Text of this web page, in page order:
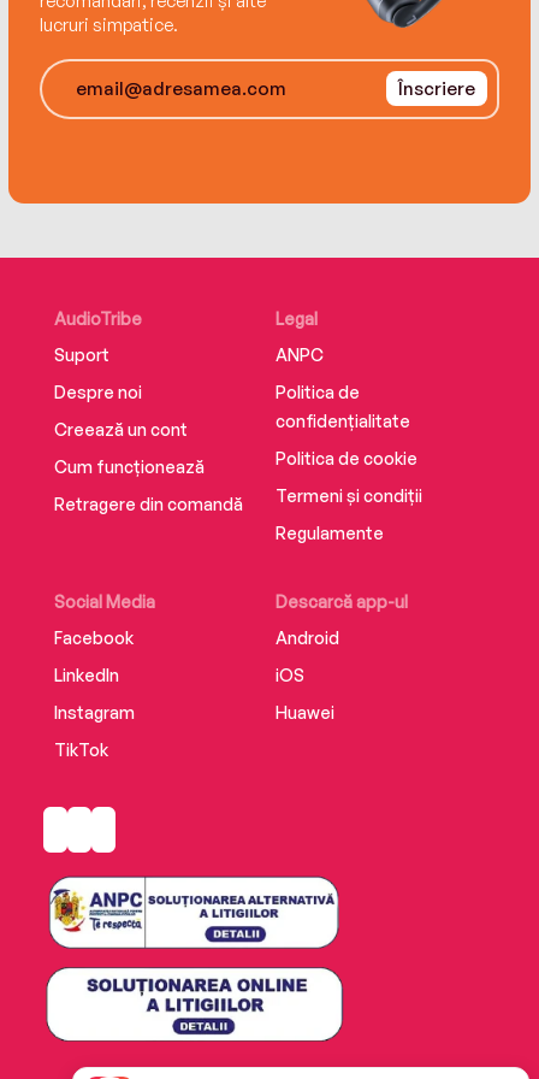
lucruri simpatice.
Înscriere
AudioTribe
Suport
Despre noi
Creează un cont
Cum funcționează
Retragere din comandă
Social Media
Facebook
LinkedIn
Instagram
TikTok
Descarcă app-ul
Android
iOS
Huawei
Legal
ANPC
Politica de
confidențialitate
Politica de cookie
Termeni și condiții
Regulamente